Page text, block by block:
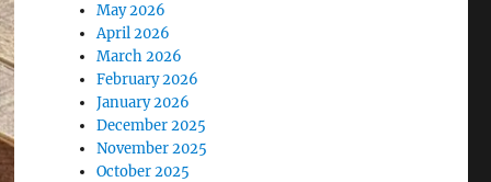
May 2026
April 2026
March 2026
February 2026
January 2026
December 2025
November 2025
October 2025